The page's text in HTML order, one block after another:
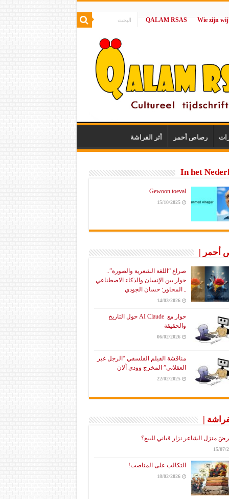
|
QALAM RSAS
رصاص أحمر أثر الفراشة
In het
Gewoon toeval
15/10/2025
أحمر |
صراع “اللغة الشعرية والصورة”..
حوار بين الإنسان والذكاء الاصطناعي
ـ المحاور: حسان الجودي
14/03/2026
حوار مع AI Claude حول التاريخ
والحقيقة
06/02/2026
مناقشة الفيلم الفلسفي “الرجل غير
العقلاني” المخرج وودي آلان
22/02/2025
|
منزل الشاعر نزار قباني للبيع؟
15/07/
التكالب على المناصب!
18/02/2026